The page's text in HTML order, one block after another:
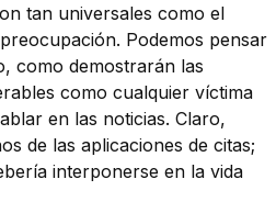
tan universales como el
Podemos pensar
como demostrarán las
como cualquier víctima
en las noticias. Claro,
de las aplicaciones de citas;
interponerse en la vida